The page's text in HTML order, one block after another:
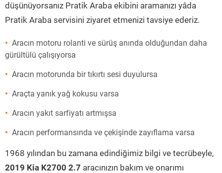
düşünüyorsanız Pratik Araba ekibini aramanızı yâda
Pratik Araba servisini ziyaret etmenizi tavsiye ederiz.
Aracın motoru rolanti ve sürüş anında olduğundan daha
gürültülü çalışıyorsa
Aracın motorunda bir tıkırtı sesi duyulursa
Araçta yanık yağ kokusu varsa
Aracın yakıt sarfiyatı artmışsa
Aracın performansında ve çekişinde zayıflama varsa
1968 yılından bu zamana edindiğimiz bilgi ve tecrübeyle,
2019 Kia K2700 2.7 aracınızın bakım ve onarımı